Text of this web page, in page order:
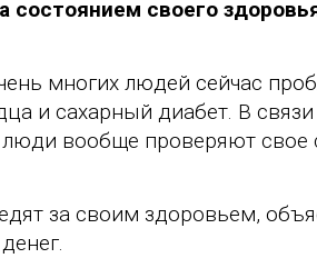
состоянием своего
многих людей сейчас
и сахарный диабет. В
вообще проверяют свое
за своим здоровьем,